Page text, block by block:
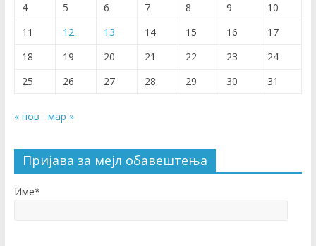
4
5 6 7 8 9
10
11
12 13 14 15 16
17
18
19 20 21 22 23
24
25
26 27 28 29 30 31
« нов мар »
Пријава за мејл обавештења
Име*